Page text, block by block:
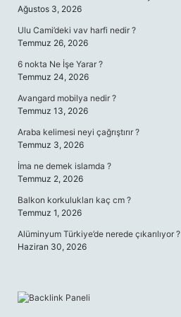
Ağustos 3, 2026
Ulu Cami’deki vav harfi nedir ?
Temmuz 26, 2026
6 nokta Ne İşe Yarar ?
Temmuz 24, 2026
Avangard mobilya nedir ?
Temmuz 13, 2026
Araba kelimesi neyi çağrıştırır ?
Temmuz 3, 2026
İma ne demek islamda ?
Temmuz 2, 2026
Balkon korkulukları kaç cm ?
Temmuz 1, 2026
Alüminyum Türkiye’de nerede çıkarılıyor ?
Haziran 30, 2026